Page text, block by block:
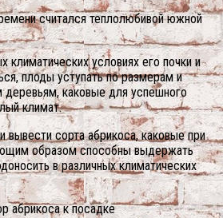
считался теплолюбивой южной
климатических условиях его почки и
плоды уступать по размерам и
деревьям, каковые для успешного
климат.
сорта абрикоса, каковые при
образом способны выдержать
в различных климатических
абрикоса к посадке